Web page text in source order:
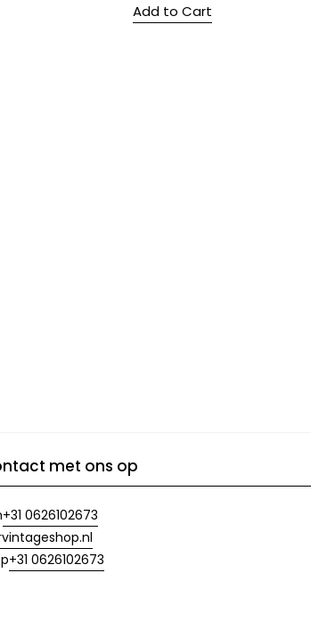
Add to Cart
met ons op
+31 0626102673
+31 0626102673